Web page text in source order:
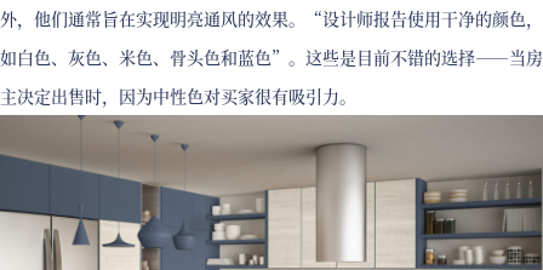
外，他们通常旨在实现明亮通风的效果。“设计师报告使用干净的颜色，
如白色、灰色、米色、骨头色和蓝色”。这些是目前不错的选择——当房
主决定出售时，因为中性色对买家很有吸引力。